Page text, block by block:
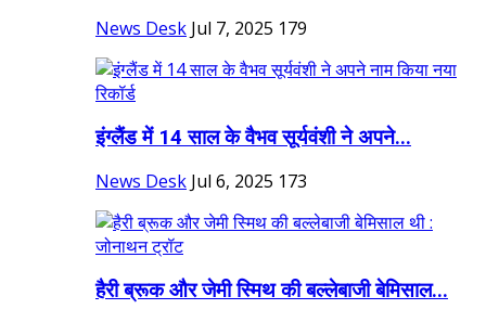
News Desk Jul 7, 2025 179
इंग्लैंड में 14 साल के वैभव सूर्यवंशी ने अपने...
News Desk Jul 6, 2025 173
हैरी ब्रूक और जेमी स्मिथ की बल्लेबाजी बेमिसाल...